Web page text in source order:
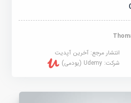
انتشار مرجع:آخرین آپدیت
شرکت:Udemy (یودمی)